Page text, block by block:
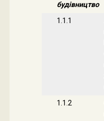
будівництво
1.1.1
1.1.2